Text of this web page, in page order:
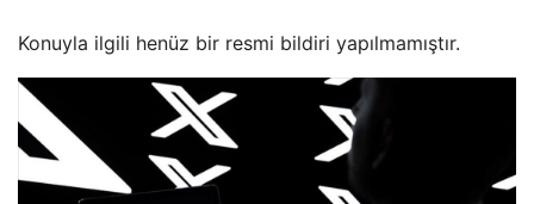
Konuyla ilgili henüz bir resmi bildiri yapılmamıştır.